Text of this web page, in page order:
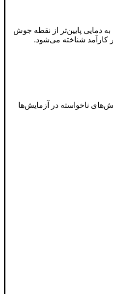
اما هنگامی که به دمایی پایین‌تر از نقطه جوش
کارآمد شناخته می‌شود.
ناخواسته در آزمایش‌ها